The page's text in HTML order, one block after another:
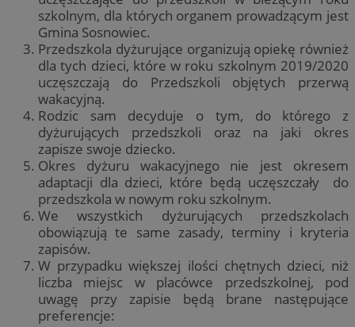
szkolnym, dla których organem prowadzącym jest
Gmina Sosnowiec.
Przedszkola dyżurujące organizują opiekę również
dla tych dzieci, które w roku szkolnym 2019/2020
uczęszczają do Przedszkoli objętych przerwą
wakacyjną.
Rodzic sam decyduje o tym, do którego z
dyżurujących przedszkoli oraz na jaki okres
zapisze swoje dziecko.
Okres dyżuru wakacyjnego nie jest okresem
adaptacji dla dzieci, które będą uczęszczały do
przedszkola w nowym roku szkolnym.
We wszystkich dyżurujących przedszkolach
obowiązują te same zasady, terminy i kryteria
zapisów.
W przypadku większej ilości chętnych dzieci, niż
liczba miejsc w placówce przedszkolnej, pod
uwagę przy zapisie będą brane następujące
preferencje: